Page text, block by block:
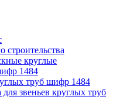
строительства
круглые
1484
труб шифр 1484
звеньев круглых труб